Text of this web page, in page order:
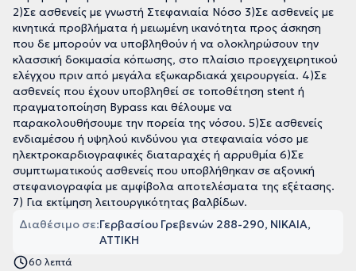
2)Σε ασθενείς με γνωστή Στεφανιαία Νόσο 3)Σε ασθενείς με
κινητικά προβλήματα ή μειωμένη ικανότητα προς άσκηση
που δε μπορούν να υποβληθούν ή να ολοκληρώσουν την
κλασσική δοκιμασία κόπωσης, στο πλαίσιο προεγχειρητικού
ελέγχου πριν από μεγάλα εξωκαρδιακά χειρουργεία. 4)Σε
ασθενείς που έχουν υποβληθεί σε τοποθέτηση stent ή
πραγματοποίηση Bypass και θέλουμε να
παρακολουθήσουμε την πορεία της νόσου. 5)Σε ασθενείς
ενδιαμέσου ή υψηλού κινδύνου για στεφανιαία νόσο με
ηλεκτροκαρδιογραφικές διαταραχές ή αρρυθμία 6)Σε
συμπτωματικούς ασθενείς που υποβλήθηκαν σε αξονική
στεφανιογραφία με αμφίβολα αποτελέσματα της εξέτασης.
7) Για εκτίμηση λειτουργικότητας βαλβίδων.
Διαθέσιμο σε:Γερβασίου Γρεβενών 288-290, ΝΙΚΑΙΑ,
ΑΤΤΙΚΗ
60 λεπτά